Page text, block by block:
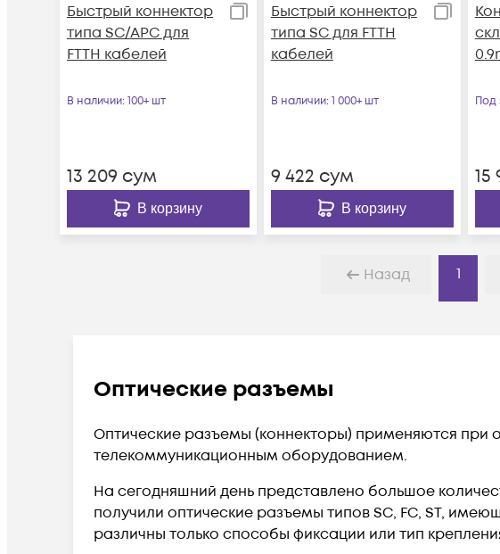
Быстрый коннектор
типа SC/APC для
FTTH кабелей
В наличии: 100+ шт
13 209 сум
В корзину
Быстрый коннектор
типа SC для FTTH
кабелей
В наличии: 1 000+ шт
9 422 сум
В корзину
Под
15
Назад 1
Оптические разъемы
Оптические разъемы (коннекторы) применяются при
телекоммуникационным оборудованием.
На сегодняшний день представлено большое
получили оптические разъемы типов SC, FC, ST,
различны только способы фиксации или тип